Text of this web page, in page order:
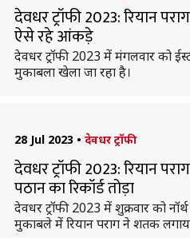
देवधर ट्रॉफी 2023: रियान
ऐसे रहे आंकड़े
देवधर ट्रॉफी 2023 में मंगलवार को
मुकाबला खेला जा रहा है।
28 Jul 2023 • देवधर ट्रॉफी
देवधर ट्रॉफी 2023: रियान
पठान का रिकॉर्ड तोड़ा
देवधर ट्रॉफी 2023 में शुक्रवार को
मुकाबले में रियान पराग ने शतक